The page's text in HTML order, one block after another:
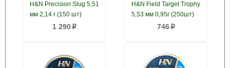
H&N Precision Slug 5,51
мм 2,14 г (150 шт)
1 290p
H&N Field Target Trophy
5,53 мм 0,95г (250шт)
746p